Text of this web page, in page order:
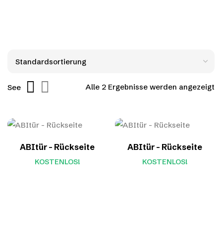
Alle 2 Ergebnisse werden angezeigt
See
ABItür – Rückseite
KOSTENLOS!
ABItür – Rückseite
KOSTENLOS!